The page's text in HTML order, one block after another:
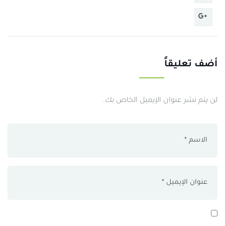
أضف تعليقاً
لن يتم نشر عنوان الإيميل الخاص بك.